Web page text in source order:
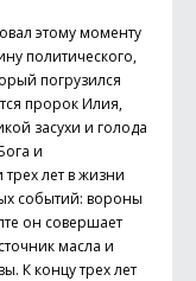
этому моменту
политического,
погрузился
пророк Илия,
засухи и голода
и
лет в жизни
событий: вороны
он совершает
масла и
К концу трех лет